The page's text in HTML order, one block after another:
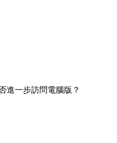
進一步訪問電腦版？